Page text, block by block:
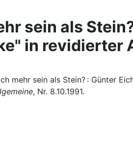
sein als
in revidierter
mehr sein als Stein? : Günter
, Nr. 8.10.1991.